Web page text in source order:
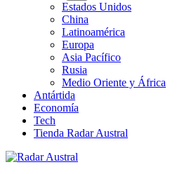
Estados Unidos
China
Latinoamérica
Europa
Asia Pacífico
Rusia
Medio Oriente y África
Antártida
Economía
Tech
Tienda Radar Austral